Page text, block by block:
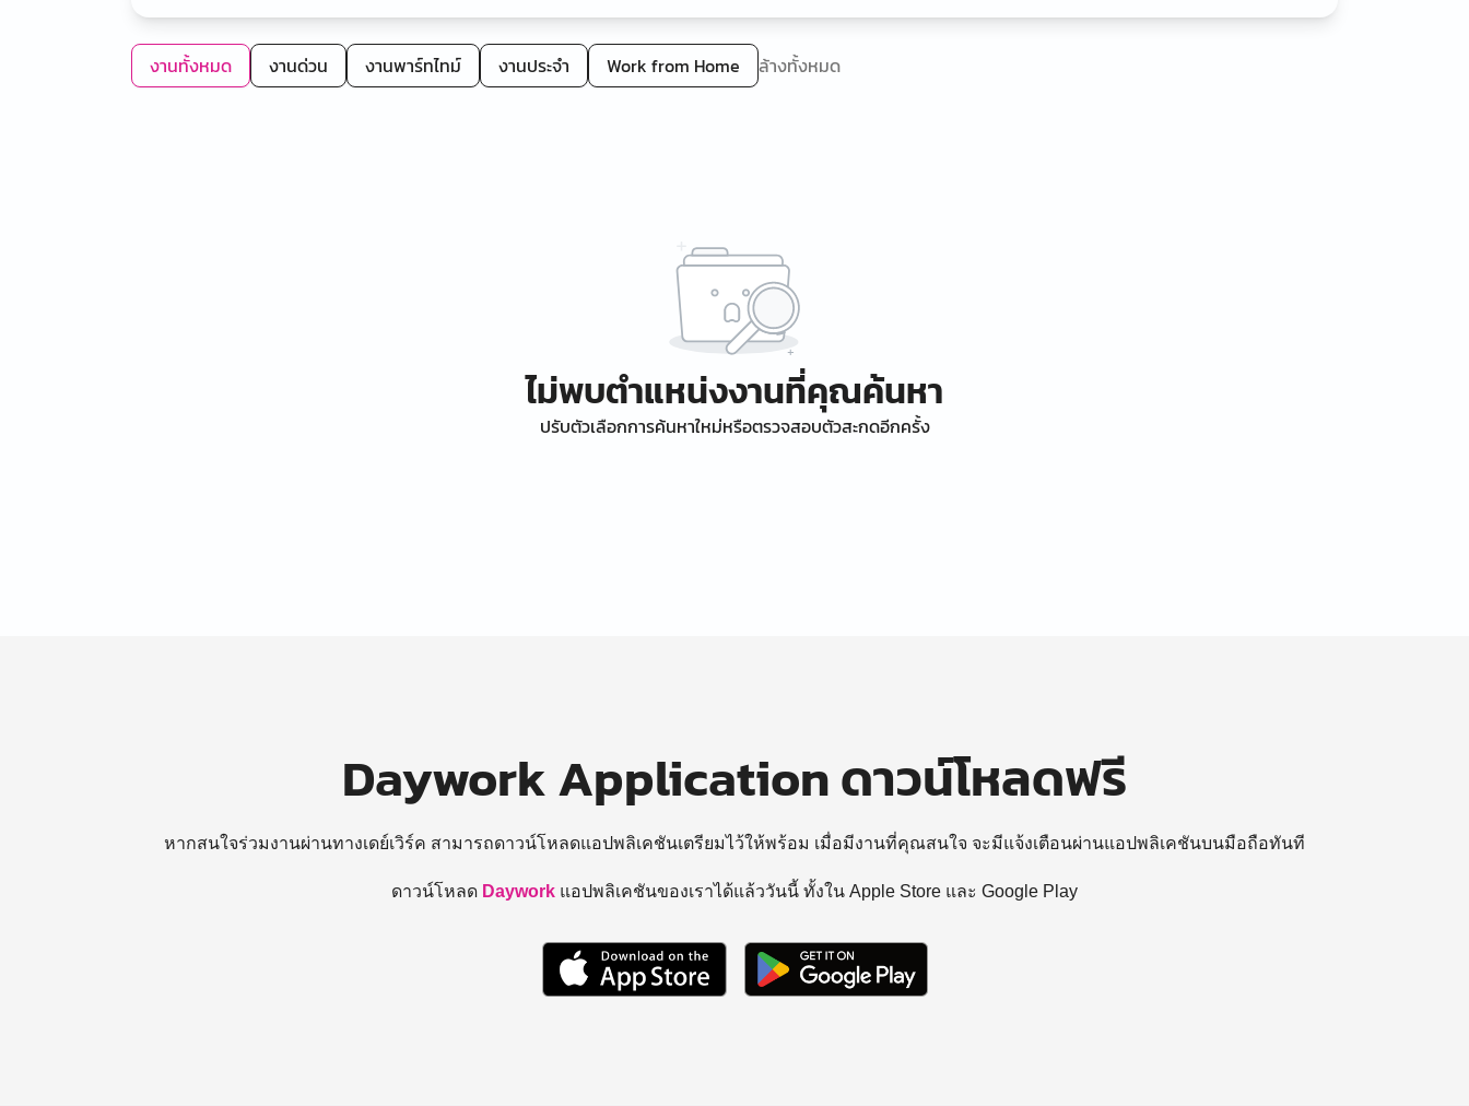
งานทั้งหมด งานด่วน งานพาร์ทไทม์ งานประจำ Work from Home ล้างทั้งหมด
ไม่พบตำแหน่งงานที่คุณค้นหา
ปรับตัวเลือกการค้นหาใหม่หรือตรวจสอบตัวสะกดอีกครั้ง
Daywork Application ดาวน์โหลดฟรี
หากสนใจร่วมงานผ่านทางเดย์เวิร์ค สามารถดาวน์โหลดแอปพลิเคชันเตรียมไว้ให้พร้อม เมื่อมีงานที่คุณสนใจ จะมีแจ้งเตือนผ่านแอปพลิเคชันบนมือถือทันที
ดาวน์โหลด Daywork แอปพลิเคชันของเราได้แล้ววันนี้ ทั้งใน Apple Store และ Google Play